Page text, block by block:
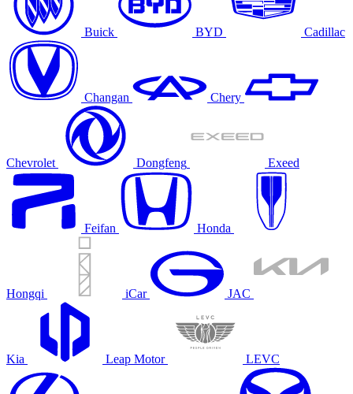
Buick BYD Cadillac
Changan Chery
Chevrolet Dongfeng Exeed
Feifan Honda
Hongqi iCar JAC
Kia Leap Motor LEVC